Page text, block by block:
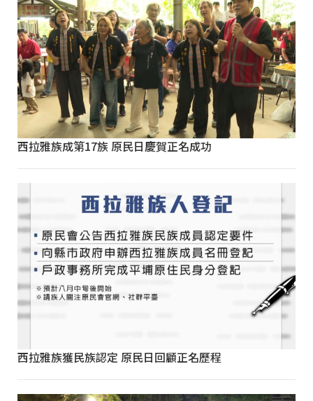
西拉雅族成第17族 原民日慶賀正名成功
西拉雅族獲民族認定 原民日回顧正名歷程